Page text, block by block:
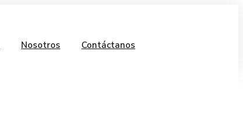
Nosotros Contáctanos